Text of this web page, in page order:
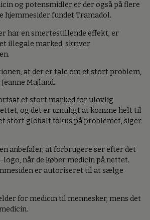
og potensmidler er der også på flere
hjemmesider fundet Tramadol.
har en smertestillende effekt, er
illegale marked, skriver
at der er tale om et stort problem,
Majland.
et stort marked for ulovlig
og det er umuligt at komme helt til
stort globalt fokus på problemet, siger
anbefaler, at forbrugere ser efter det
når de køber medicin på nettet.
er autoriseret til at sælge
for medicin til mennesker, mens det